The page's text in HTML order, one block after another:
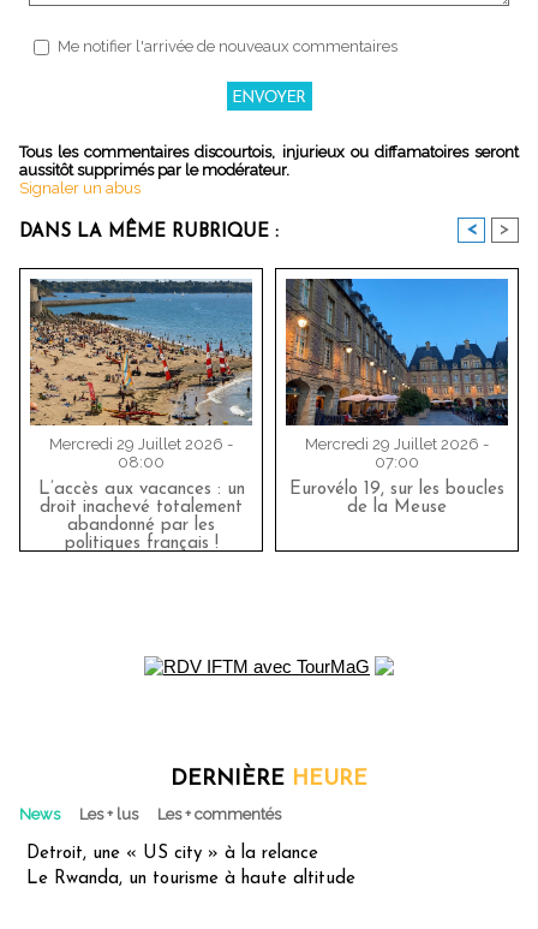
Me notifier l'arrivée de nouveaux commentaires
Tous les commentaires discourtois, injurieux ou diffamatoires seront
aussitôt supprimés par le modérateur.
Signaler un abus
DANS LA MÊME RUBRIQUE : < >
Mercredi 29 Juillet 2026 -
08:00
L’accès aux vacances : un
droit inachevé totalement
abandonné par les
politiques français !
Mercredi 29 Juillet 2026 -
07:00
Eurovélo 19, sur les boucles
de la Meuse
DERNIÈRE HEURE
News Les + lus Les + commentés
Detroit, une « US city » à la relance
Le Rwanda, un tourisme à haute altitude